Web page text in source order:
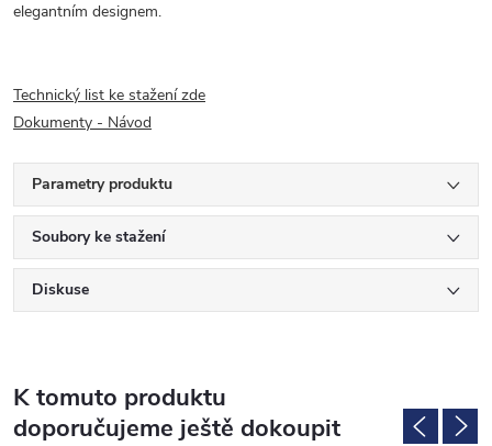
elegantním designem.
Technický list ke stažení zde
Dokumenty - Návod
Parametry produktu
Soubory ke stažení
Diskuse
K tomuto produktu
doporučujeme ještě dokoupit